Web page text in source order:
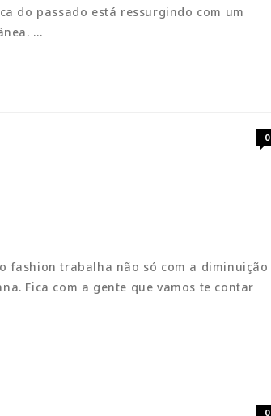
do passado está ressurgindo com um
…
0
fashion trabalha não só com a diminuição
Fica com a gente que vamos te contar
0